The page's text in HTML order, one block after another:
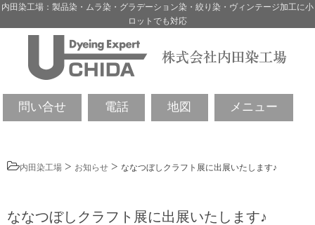
内田染工場：製品染・ムラ染・グラデーション染・絞り染・ヴィンテージ加工に小
ロットでも対応
問い合せ 電話 地図 メニュー
内田染工場 > お知らせ > ななつぼしクラフト展に出展いたします♪
ななつぼしクラフト展に出展いたします♪